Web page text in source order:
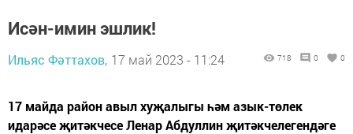
Исән-имин эшлик!
Ильяс Фәттахов, 17 май 2023 - 11:24 718 0 0
17 майда район авыл хуҗалыгы һәм азык-төлек
идарәсе җитәкчесе Ленар Абдуллин җитәкчелегендәге